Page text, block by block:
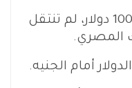
رغم ارتفاع الأوقية بأكثر من 100 دولار، لم تنتقل
المصري.
أمام الجنيه.